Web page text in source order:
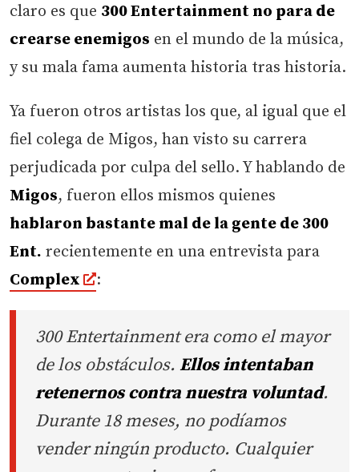
claro es que 300 Entertainment no para de
crearse enemigos en el mundo de la música,
y su mala fama aumenta historia tras historia.
Ya fueron otros artistas los que, al igual que el
fiel colega de Migos, han visto su carrera
perjudicada por culpa del sello. Y hablando de
Migos, fueron ellos mismos quienes
hablaron bastante mal de la gente de 300
Ent. recientemente en una entrevista para
Complex
:
300 Entertainment era como el mayor
de los obstáculos. Ellos intentaban
retenernos contra nuestra voluntad.
Durante 18 meses, no podíamos
vender ningún producto. Cualquier